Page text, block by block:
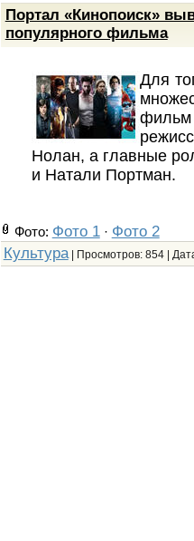
Портал «Кинопоиск»
популярного фильма
Для
Нолан, а главные
и Натали Портман.
Фото: Фото 1· Фото 2
Культура| Просмотров: 854 |